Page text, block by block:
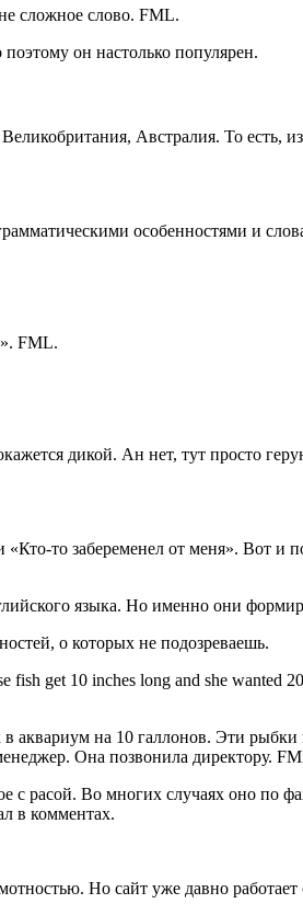
сложное слово. FML.
он настолько популярен.
Австралия. То есть, из
особенностями и
FML.
дикой. Ан нет, тут просто
то забеременел от меня». Вот и
языка. Но именно они
о которых не подозреваешь.
fish get 10 inches long and she wanted
аквариум на 10 галлонов. Эти
Она позвонила директору.
с расой. Во многих случаях оно по
в комментах.
Но сайт уже давно работает